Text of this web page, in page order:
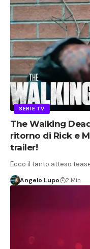
SERIE TV
The Walking
ritorno di Rick e
trailer!
Ecco il tanto atteso
Angelo Lupo 2 Min